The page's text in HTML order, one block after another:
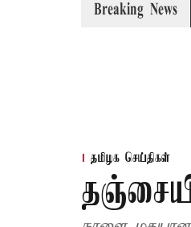
Breaking News
தொழிலில்
தமிழக செய்திகள்